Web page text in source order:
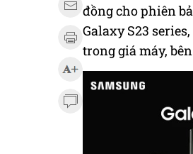
đồng cho phiên
Galaxy S23
trong giá máy,